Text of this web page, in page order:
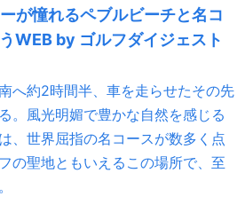
が憧れるペブルビーチと名コ
WEB by ゴルフダイジェスト
へ約2時間半、車を走らせたその先
。風光明媚で豊かな自然を感じる
、世界屈指の名コースが数多く点
の聖地ともいえるこの場所で、至